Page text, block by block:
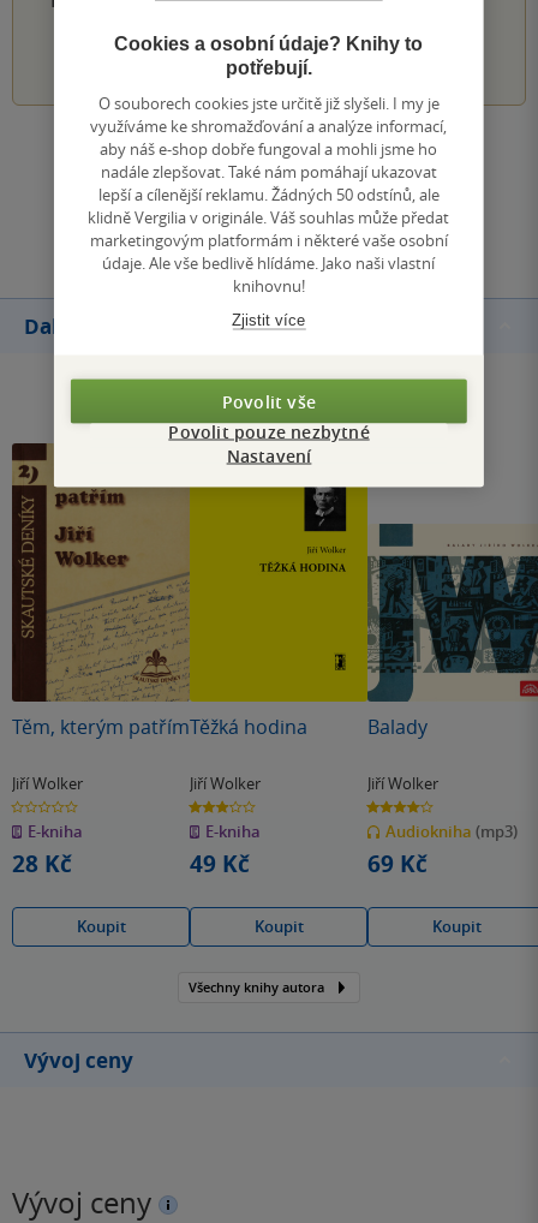
1 2 3 4 5
Zobrazit všechna hodnocení
Přidat hodnocení
Další knihy autora
Těm, kterým patřím
Jiří Wolker
0.0
z
5
hvězdiček
E-kniha
28 Kč
Koupit
Těžká hodina
Jiří Wolker
2.9
z
5
hvězdiček
E-kniha
49 Kč
Koupit
Balady
Jiří Wolker
4.0
z
5
hvězdiček
Audiokniha (mp3)
69 Kč
Koupit
Všechny knihy autora
Vývoj ceny
Vývoj ceny
Cookies a osobní údaje? Knihy to
potřebují.
O souborech cookies jste určitě již slyšeli. I my je
využíváme ke shromažďování a analýze informací,
aby náš e-shop dobře fungoval a mohli jsme ho
nadále zlepšovat. Také nám pomáhají ukazovat
lepší a cílenější reklamu. Žádných 50 odstínů, ale
klidně Vergilia v originále. Váš souhlas může předat
marketingovým platformám i některé vaše osobní
údaje. Ale vše bedlivě hlídáme. Jako naši vlastní
knihovnu!
Zjistit více
Povolit vše
Povolit pouze nezbytné
Nastavení